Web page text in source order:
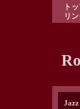
ト
リン
Jazz